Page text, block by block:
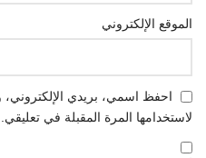
الموقع الإلكتروني
احفظ اسمي، بريدي الإلكتروني،
لاستخدامها المرة المقبلة في تعليقي.